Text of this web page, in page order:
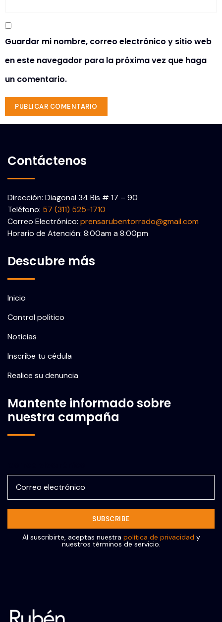
Guardar mi nombre, correo electrónico y sitio web
en este navegador para la próxima vez que haga
un comentario.
Contáctenos
Dirección: Diagonal 34 Bis # 17 – 90
Teléfono: 57 (311) 525-1710
Correo Electrónico: prensarubentorrado@gmail.com
Horario de Atención: 8:00am a 8:00pm
Descubre más
Inicio
Control político
Noticias
Inscribe tu cédula
Realice su denuncia
Mantente informado sobre
nuestra campaña
Al suscribirte, aceptas nuestra política de privacidad y
nuestros términos de servicio.